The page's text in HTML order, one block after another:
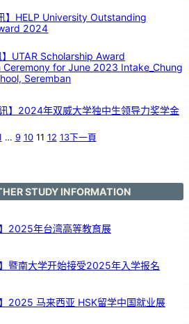
】HELP University Outstanding
2024
】UTAR Scholarship Award
Ceremony for June 2023 Intake_Chung
Seremban
讯】2024年双威大学独中生领导力奖学金
… 9 10 11 12 13下一頁
STUDY INFORMATION
】2025年台湾高等教育展
】暨南大学开始接受2025年入学报名
】2025 马来西亚 HSK留学中国就业展